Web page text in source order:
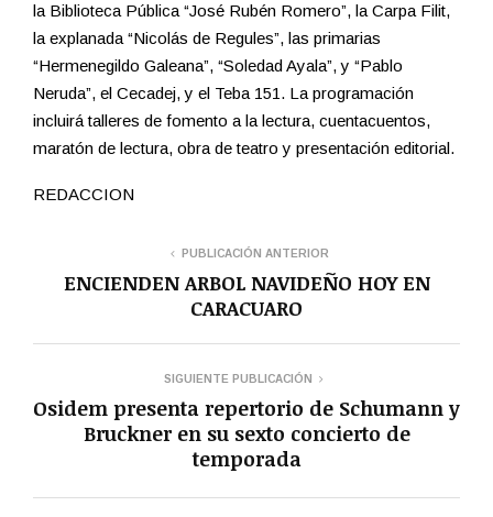
la Biblioteca Pública “José Rubén Romero”, la Carpa Filit,
la explanada “Nicolás de Regules”, las primarias
“Hermenegildo Galeana”, “Soledad Ayala”, y “Pablo
Neruda”, el Cecadej, y el Teba 151. La programación
incluirá talleres de fomento a la lectura, cuentacuentos,
maratón de lectura, obra de teatro y presentación editorial.
REDACCION
PUBLICACIÓN ANTERIOR
ENCIENDEN ARBOL NAVIDEÑO HOY EN
CARACUARO
SIGUIENTE PUBLICACIÓN
Osidem presenta repertorio de Schumann y
Bruckner en su sexto concierto de
temporada